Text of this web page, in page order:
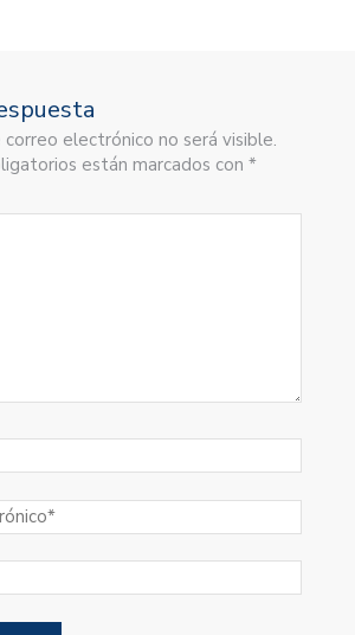
correo electrónico no será visible.
están marcados con *